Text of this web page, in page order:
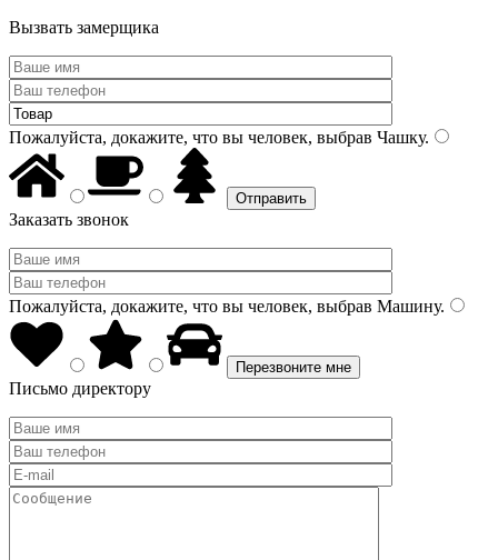
Вызвать замерщика
Пожалуйста, докажите, что вы человек, выбрав Чашку.
Заказать звонок
Пожалуйста, докажите, что вы человек, выбрав Машину.
Письмо директору